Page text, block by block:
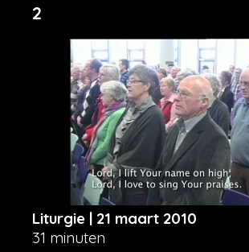
2
Liturgie | 21 maart 2010
31 minuten